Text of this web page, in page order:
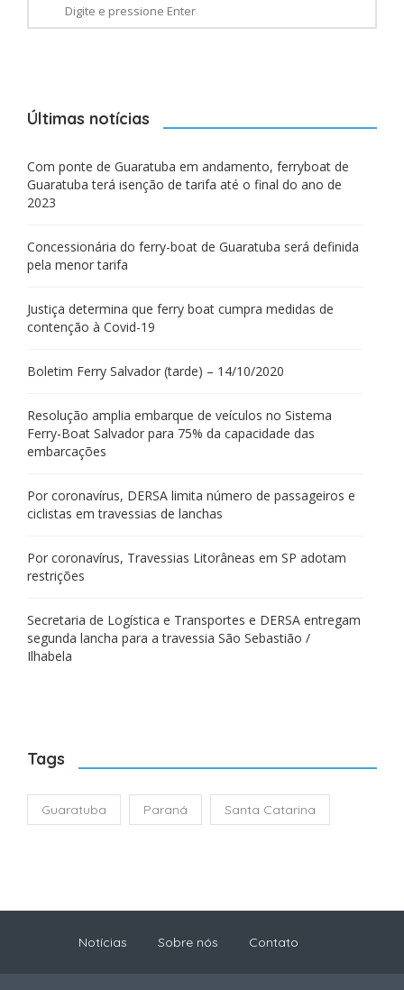
Últimas notícias
Com ponte de Guaratuba em andamento, ferryboat de
Guaratuba terá isenção de tarifa até o final do ano de
2023
Concessionária do ferry-boat de Guaratuba será definida
pela menor tarifa
Justiça determina que ferry boat cumpra medidas de
contenção à Covid-19
Boletim Ferry Salvador (tarde) – 14/10/2020
Resolução amplia embarque de veículos no Sistema
Ferry-Boat Salvador para 75% da capacidade das
embarcações
Por coronavírus, DERSA limita número de passageiros e
ciclistas em travessias de lanchas
Por coronavírus, Travessias Litorâneas em SP adotam
restrições
Secretaria de Logística e Transportes e DERSA entregam
segunda lancha para a travessia São Sebastião /
Ilhabela
Tags
Guaratuba Paraná Santa Catarina
Notícias Sobre nós Contato